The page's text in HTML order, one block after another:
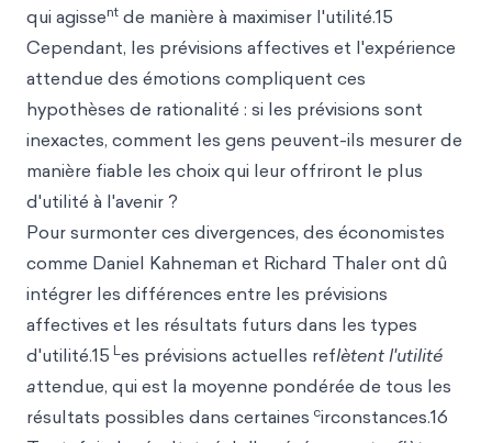
qui agissent de manière à maximiser l'utilité.15
Cependant, les prévisions affectives et l'expérience
attendue des émotions compliquent ces
hypothèses de rationalité : si les prévisions sont
inexactes, comment les gens peuvent-ils mesurer de
manière fiable les choix qui leur offriront le plus
d'utilité à l'avenir ?
Pour surmonter ces divergences, des économistes
comme Daniel Kahneman et Richard Thaler ont dû
intégrer les différences entre les prévisions
affectives et les résultats futurs dans les types
d'utilité.15 Les prévisions actuelles reflètent l'utilité
attendue, qui est la moyenne pondérée de tous les
résultats possibles dans certaines circonstances.16